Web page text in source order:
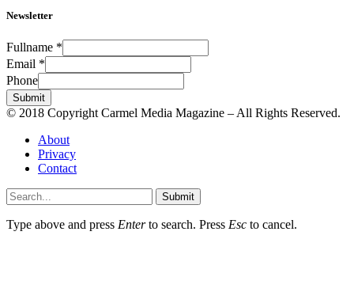
Newsletter
Fullname *
Email *
Phone
Submit
© 2018 Copyright Carmel Media Magazine – All Rights Reserved.
About
Privacy
Contact
Submit
Type above and press Enterto search. Press Esc to cancel.